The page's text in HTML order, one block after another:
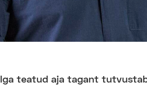
Iga teatud aja tagant